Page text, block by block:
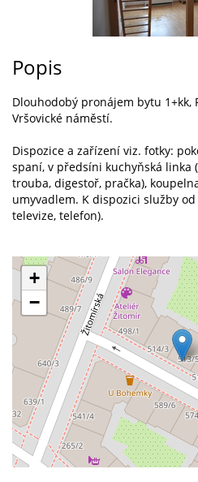
Popis
Dlouhodobý pronájem bytu 1+kk,
Vršovické náměstí.
Dispozice a zařízení viz. fotky:
spaní, v předsíni kuchyňská linka
trouba, digestoř, pračka),
umyvadlem. K dispozici služby
televize, telefon).
+
−